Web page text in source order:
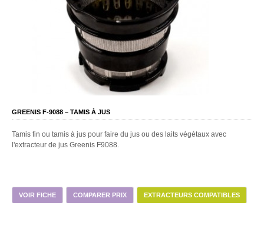
GREENIS F-9088 – TAMIS À JUS
Tamis fin ou tamis à jus pour faire du jus ou des laits végétaux avec
l'extracteur de jus Greenis F9088.
VOIR FICHE COMPARER PRIX EXTRACTEURS COMPATIBLES